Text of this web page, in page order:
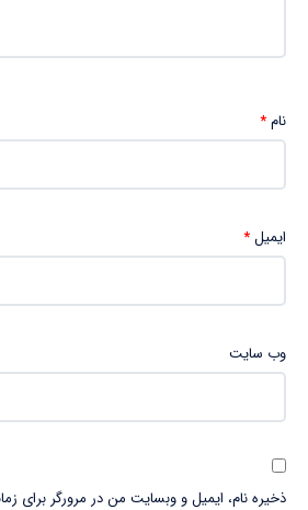
نام*
ایمیل*
وب‌ سایت
ذخیره نام، ایمیل و وبسایت من در مرورگر برای